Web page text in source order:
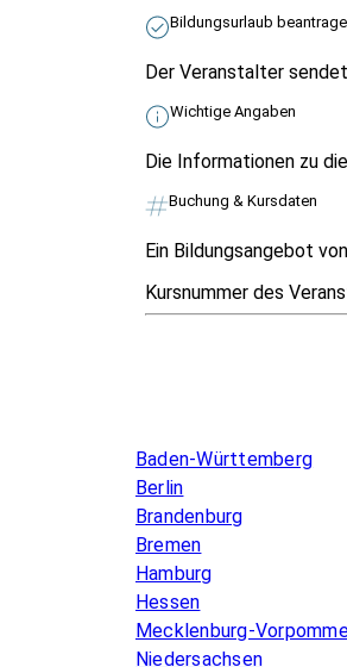
Bildungsurlaub
Der Veranstalter
Wichtige Angaben
Die Informationen zu
Buchung & Kursdaten
Ein Bildungsangebot
Kursnummer des
Baden-Württemberg
Berlin
Brandenburg
Bremen
Hamburg
Hessen
Mecklenburg-
Niedersachsen